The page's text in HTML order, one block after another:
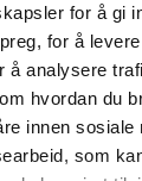
for å gi
for å
å analysere
hvordan du
innen sosiale
som
fri
rør eller andre